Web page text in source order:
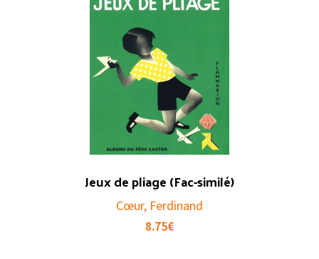
Jeux de pliage (Fac-similé)
Cœur, Ferdinand
8.75€